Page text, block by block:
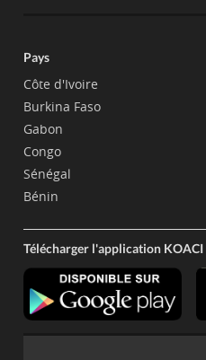
Pays
Côte d'Ivoire
Burkina Faso
Gabon
Congo
Sénégal
Bénin
Télécharger l'application KOACI